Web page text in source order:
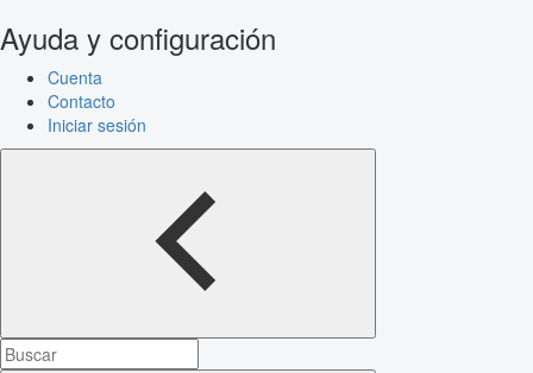
Ayuda y configuración
Cuenta
Contacto
Iniciar sesión